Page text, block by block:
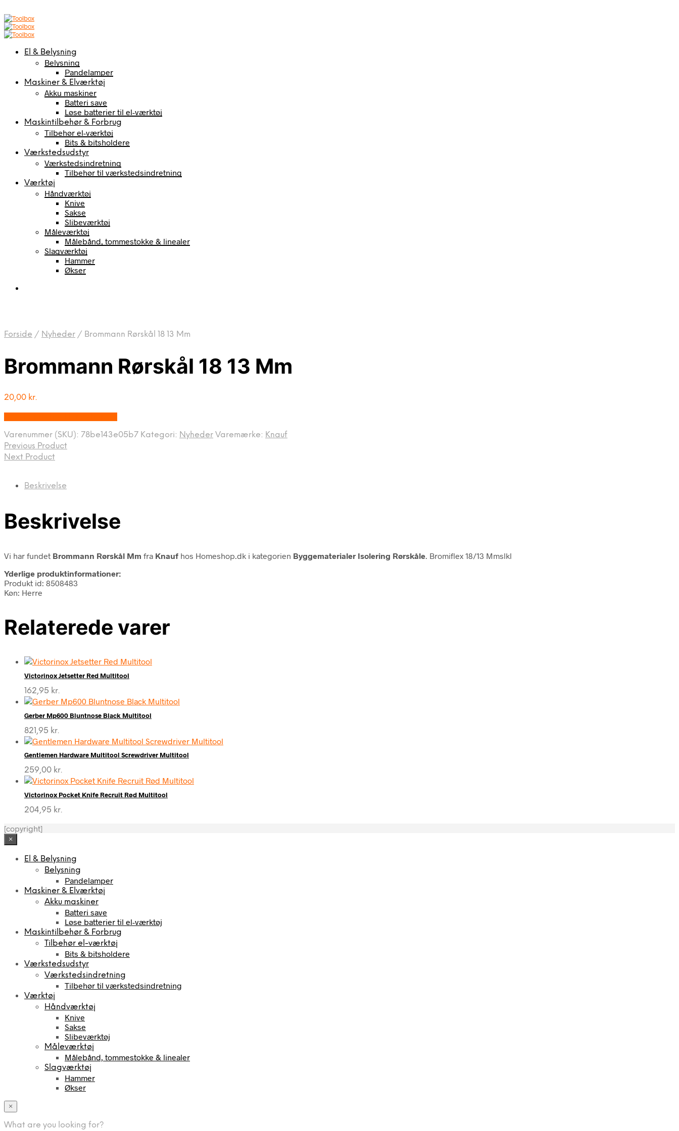
El & Belysning
Belysning
Pandelamper
Maskiner & Elværktøj
Akku maskiner
Batteri save
Løse batterier til el-værktøj
Maskintilbehør & Forbrug
Tilbehør el-værktøj
Bits & bitsholdere
Værkstedsudstyr
Værkstedsindretning
Tilbehør til værkstedsindretning
Værktøj
Håndværktøj
Knive
Sakse
Slibeværktøj
Måleværktøj
Målebånd, tommestokke & linealer
Slagværktøj
Hammer
Økser
Forside / Nyheder / Brommann Rørskål 18 13 Mm
Brommann Rørskål 18 13 Mm
20,00 kr.
Varenummer (SKU): 78be143e05b7 Kategori: Nyheder Varemærke: Knauf
Previous Product
Next Product
Beskrivelse
Beskrivelse
Vi har fundet Brommann Rørskål Mm fra Knauf hos Homeshop.dk i kategorien Byggematerialer Isolering Rørskåle . Bromiflex 18/13 Mmslkl
Yderlige produktinformationer:
Produkt id: 8508483
Køn: Herre
Relaterede varer
Victorinox Jetsetter Red Multitool
162,95 kr.
Gerber Mp600 Bluntnose Black Multitool
821,95 kr.
Gentlemen Hardware Multitool Screwdriver Multitool
259,00 kr.
Victorinox Pocket Knife Recruit Rød Multitool
204,95 kr.
[copyright]
×
El & Belysning
Belysning
Pandelamper
Maskiner & Elværktøj
Akku maskiner
Batteri save
Løse batterier til el-værktøj
Maskintilbehør & Forbrug
Tilbehør el-værktøj
Bits & bitsholdere
Værkstedsudstyr
Værkstedsindretning
Tilbehør til værkstedsindretning
Værktøj
Håndværktøj
Knive
Sakse
Slibeværktøj
Måleværktøj
Målebånd, tommestokke & linealer
Slagværktøj
Hammer
Økser
×
What are you looking for?